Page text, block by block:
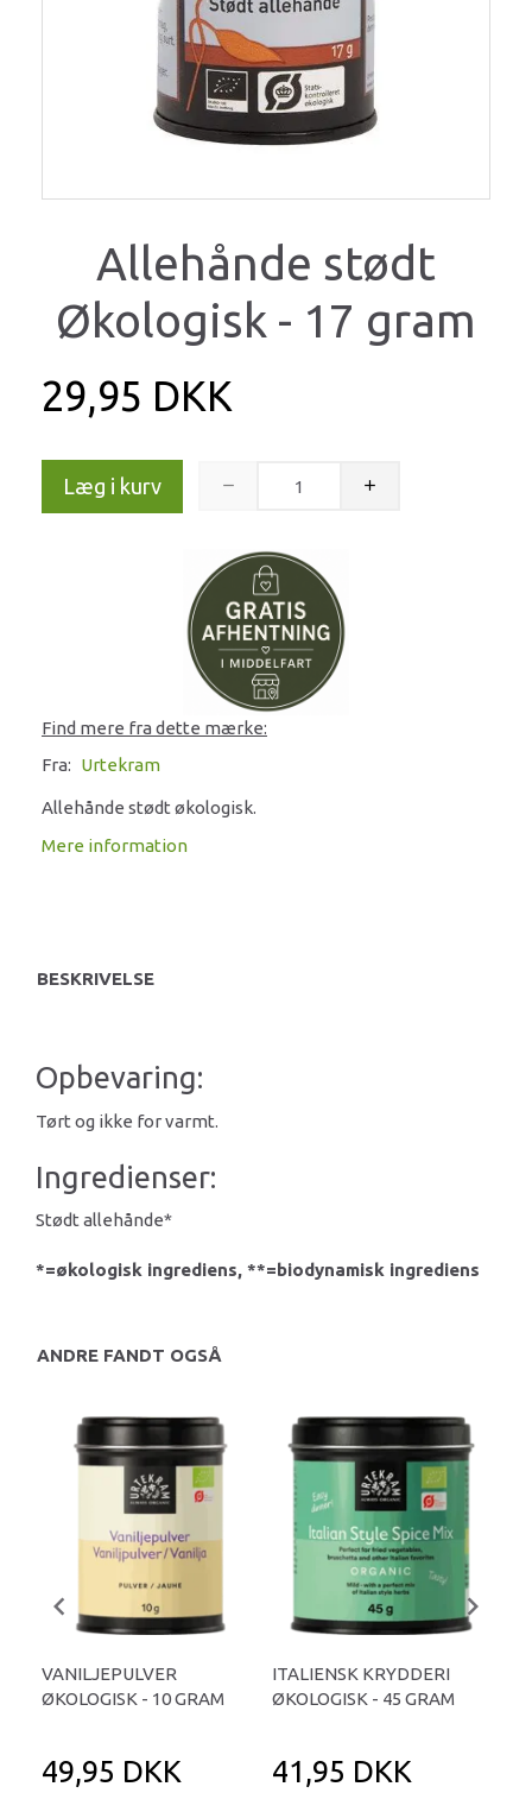
Allehånde stødt
Økologisk - 17 gram
29,95 DKK
Læg i kurv
Find mere fra dette mærke:
Fra: Urtekram
Allehånde stødt økologisk.
Mere information
BESKRIVELSE
Opbevaring:
Tørt og ikke for varmt.
Ingredienser:
Stødt allehånde*
*=økologisk ingrediens, **=biodynamisk ingrediens
ANDRE FANDT OGSÅ
VANILJEPULVER
ØKOLOGISK - 10 GRAM
49,95 DKK
ITALIENSK KRYDDERI
ØKOLOGISK - 45 GRAM
41,95 DKK